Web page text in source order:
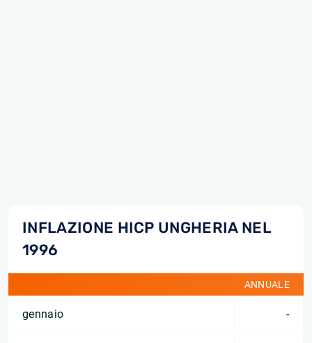
INFLAZIONE HICP UNGHERIA NEL
1996
ANNUALE
gennaio -